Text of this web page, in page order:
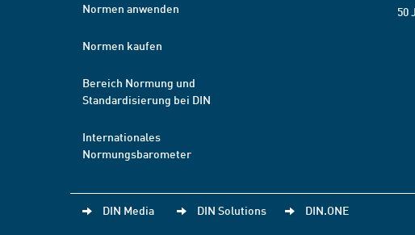
Normen anwenden
Normen kaufen
Bereich Normung und
Standardisierung bei DIN
Internationales
Normungsbarometer
50
DIN Media DIN Solutions DIN.ONE